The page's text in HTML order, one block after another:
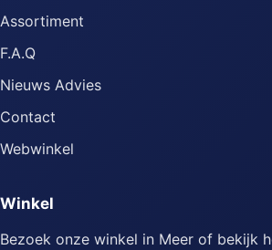
Assortiment
F.A.Q
Nieuws Advies
Contact
Webwinkel
Winkel
Bezoek onze winkel in Meer of bekijk